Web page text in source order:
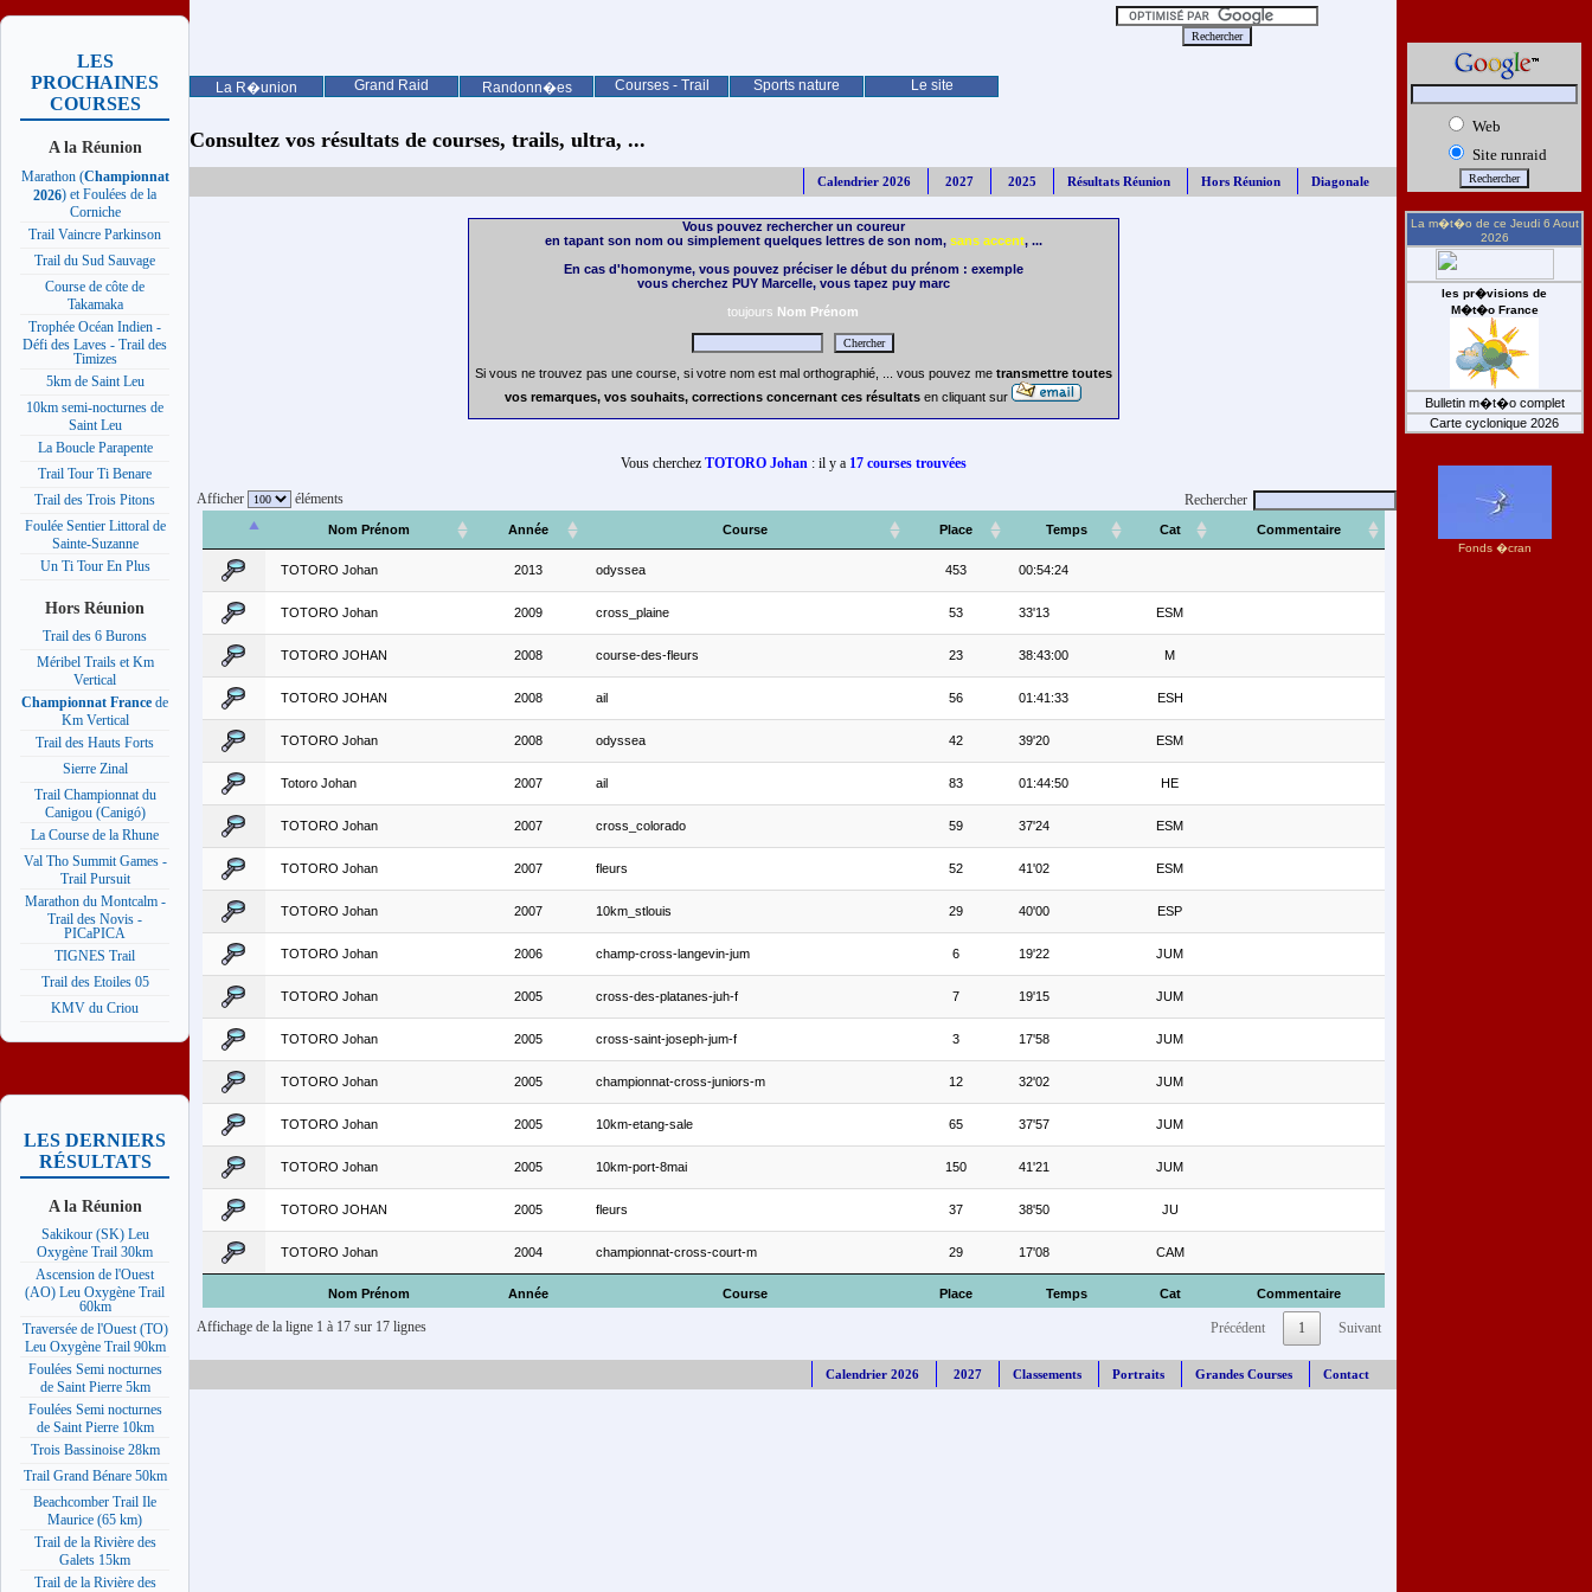
La R�union Grand Raid Randonn�es Courses - Trail Sports nature Le site
LES
PROCHAINES
COURSES
A la Réunion
Marathon (Championnat
2026) et Foulées de la
Corniche
Trail Vaincre Parkinson
Trail du Sud Sauvage
Course de côte de
Takamaka
Trophée Océan Indien -
Défi des Laves - Trail des
Timizes
5km de Saint Leu
10km semi-nocturnes de
Saint Leu
La Boucle Parapente
Trail Tour Ti Benare
Trail des Trois Pitons
Foulée Sentier Littoral de
Sainte-Suzanne
Un Ti Tour En Plus
Hors Réunion
Trail des 6 Burons
Méribel Trails et Km
Vertical
Championnat France de
Km Vertical
Trail des Hauts Forts
Sierre Zinal
Trail Championnat du
Canigou (Canigó)
La Course de la Rhune
Val Tho Summit Games -
Trail Pursuit
Marathon du Montcalm -
Trail des Novis -
PICaPICA
TIGNES Trail
Trail des Etoiles 05
KMV du Criou
LES DERNIERS
RÉSULTATS
A la Réunion
Sakikour (SK) Leu
Oxygène Trail 30km
Ascension de l'Ouest
(AO) Leu Oxygène Trail
60km
Traversée de l'Ouest (TO)
Leu Oxygène Trail 90km
Foulées Semi nocturnes
de Saint Pierre 5km
Foulées Semi nocturnes
de Saint Pierre 10km
Trois Bassinoise 28km
Trail Grand Bénare 50km
Beachcomber Trail Ile
Maurice (65 km)
Trail de la Rivière des
Galets 15km
Trail de la Rivière des
Consultez vos résultats de courses, trails, ultra, ...
Calendrier 2026 2027 2025 Résultats Réunion Hors Réunion Diagonale
Vous pouvez rechercher un coureur
en tapant son nom ou simplement quelques lettres de son nom, sans accent, ...
En cas d'homonyme, vous pouvez préciser le début du prénom : exemple
vous cherchez PUY Marcelle, vous tapez puy marc
toujours Nom Prénom
Si vous ne trouvez pas une course, si votre nom est mal orthographié, ... vous pouvez me transmettre toutes
vos remarques, vos souhaits, corrections concernant ces résultats en cliquant sur
Vous cherchez TOTORO Johan: il y a 17 courses trouvées
Afficher éléments Rechercher
Nom Prénom Année Course Place Temps Cat Commentaire
Nom Prénom Année Course Place Temps Cat Commentaire
TOTORO Johan 2013 odyssea 453 00:54:24
TOTORO Johan 2009 cross_plaine 53 33'13 ESM
TOTORO JOHAN 2008 course-des-fleurs 23 38:43:00 M
TOTORO JOHAN 2008 ail 56 01:41:33 ESH
TOTORO Johan 2008 odyssea 42 39'20 ESM
Totoro Johan 2007 ail 83 01:44:50 HE
TOTORO Johan 2007 cross_colorado 59 37'24 ESM
TOTORO Johan 2007 fleurs 52 41'02 ESM
TOTORO Johan 2007 10km_stlouis 29 40'00 ESP
TOTORO Johan 2006 champ-cross-langevin-jum 6 19'22 JUM
TOTORO Johan 2005 cross-des-platanes-juh-f 7 19'15 JUM
TOTORO Johan 2005 cross-saint-joseph-jum-f 3 17'58 JUM
TOTORO Johan 2005 championnat-cross-juniors-m 12 32'02 JUM
TOTORO Johan 2005 10km-etang-sale 65 37'57 JUM
TOTORO Johan 2005 10km-port-8mai 150 41'21 JUM
TOTORO JOHAN 2005 fleurs 37 38'50 JU
TOTORO Johan 2004 championnat-cross-court-m 29 17'08 CAM
Affichage de la ligne 1 à 17 sur 17 lignes Précédent 1 Suivant
Calendrier 2026 2027 Classements Portraits Grandes Courses Contact
Web
Site runraid
La m�t�o de ce Jeudi 6 Aout
2026
les pr�visions de
M�t�o France
Bulletin m�t�o complet
Carte cyclonique 2026
Fonds �cran